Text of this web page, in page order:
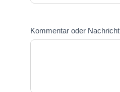
Kommentar oder Nachricht